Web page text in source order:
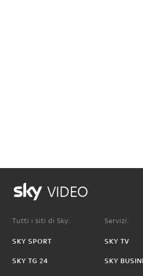
VIDEO
Tutti i siti di Sky:
SKY SPORT
SKY TG 24
Servizi:
SKY TV
SKY